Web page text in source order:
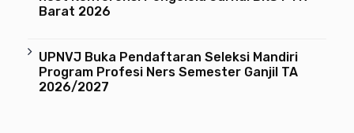
Barat 2026
UPNVJ Buka Pendaftaran Seleksi Mandiri
Program Profesi Ners Semester Ganjil TA
2026/2027